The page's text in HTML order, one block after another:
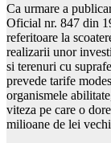
Ca urmare a
Oficial nr. 847 din
referitoare la
realizarii unor
si terenuri cu
prevede tarife
organismele
viteza pe care o
milioane de lei